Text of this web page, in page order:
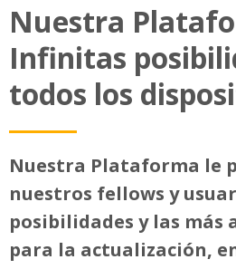
Nuestra
Infinitas
todos los
Nuestra Plataforma le
nuestros fellows y
posibilidades y las más
para la actualización,